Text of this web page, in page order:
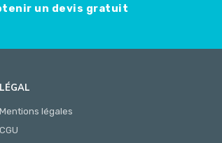
un devis gratuit
LÉGAL
Mentions légales
CGU